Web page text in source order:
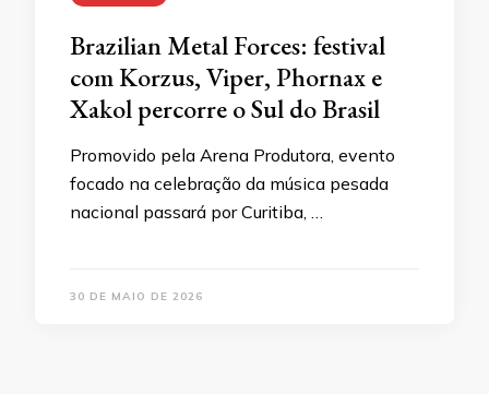
Brazilian Metal Forces: festival
com Korzus, Viper, Phornax e
Xakol percorre o Sul do Brasil
Promovido pela Arena Produtora, evento
focado na celebração da música pesada
nacional passará por Curitiba, …
30 DE MAIO DE 2026